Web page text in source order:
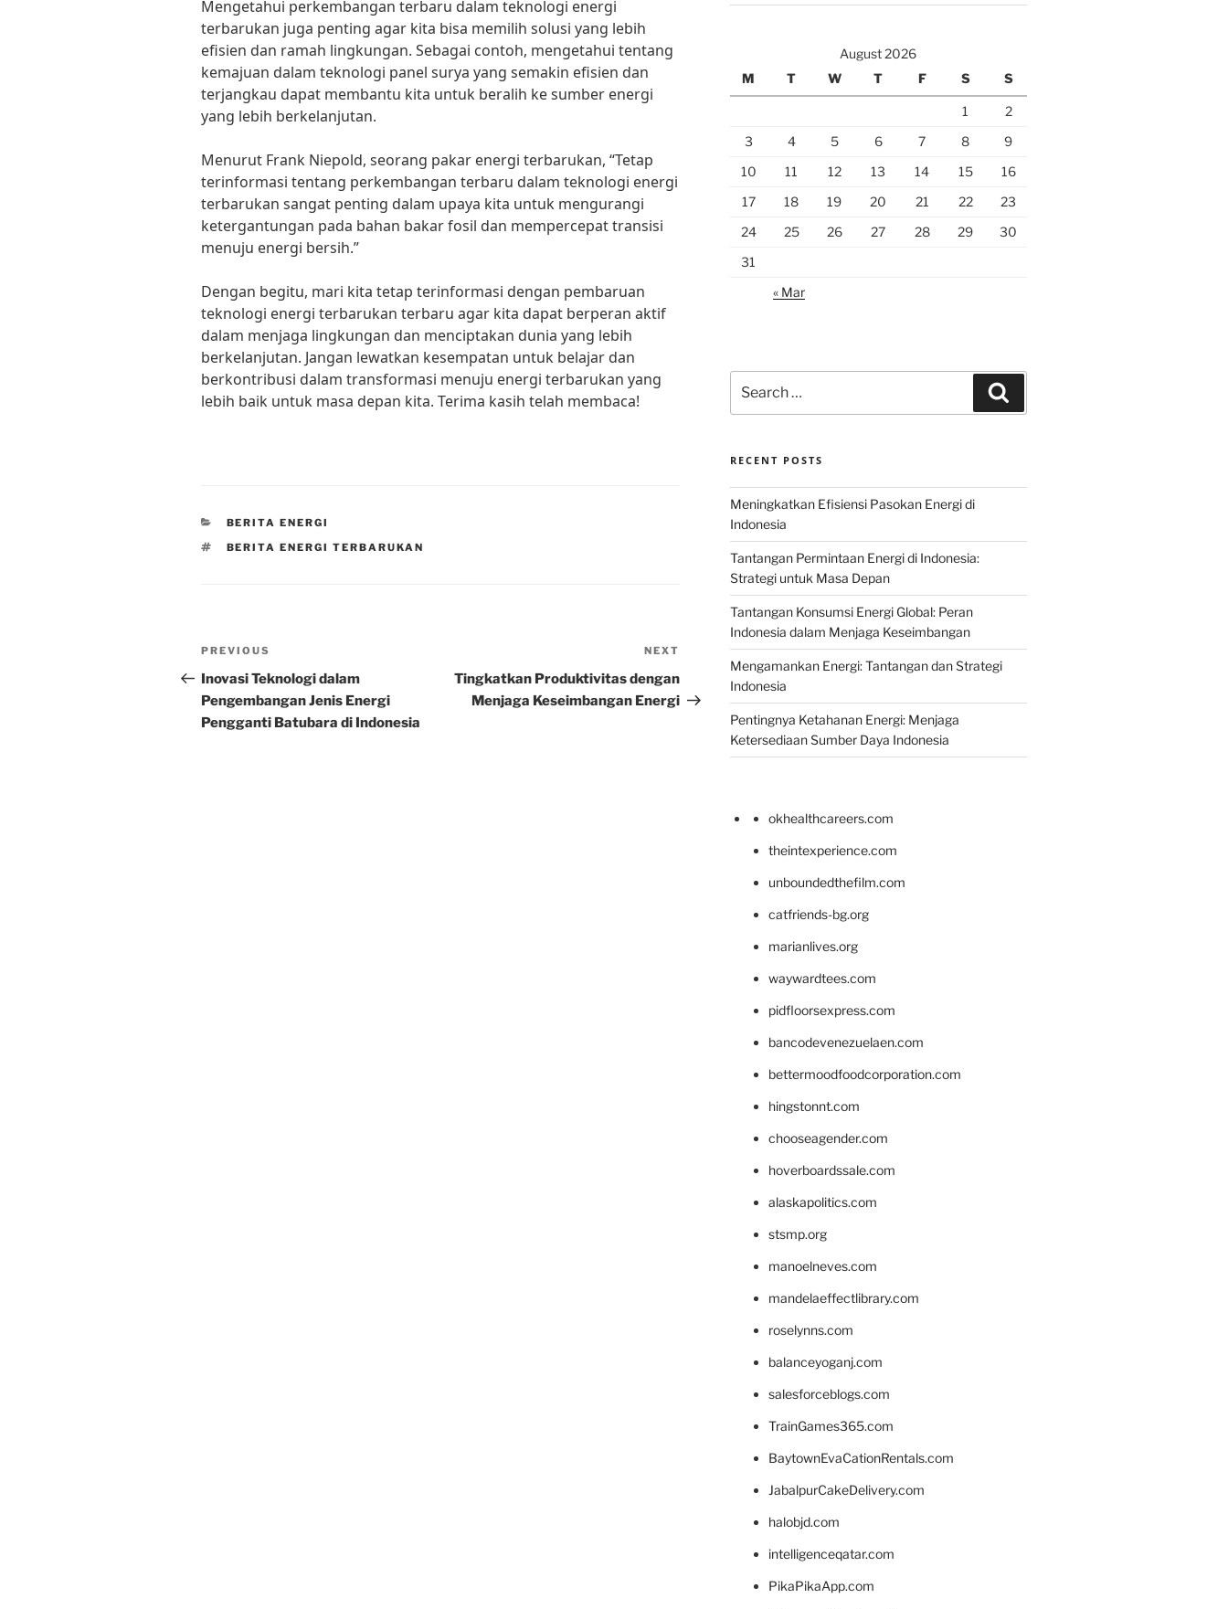
Mengetahui perkembangan terbaru dalam teknologi energi
terbarukan juga penting agar kita bisa memilih solusi yang lebih
efisien dan ramah lingkungan. Sebagai contoh, mengetahui tentang
kemajuan dalam teknologi panel surya yang semakin efisien dan
terjangkau dapat membantu kita untuk beralih ke sumber energi
yang lebih berkelanjutan.
Menurut Frank Niepold, seorang pakar energi terbarukan, “Tetap
terinformasi tentang perkembangan terbaru dalam teknologi energi
terbarukan sangat penting dalam upaya kita untuk mengurangi
ketergantungan pada bahan bakar fosil dan mempercepat transisi
menuju energi bersih.”
Dengan begitu, mari kita tetap terinformasi dengan pembaruan
teknologi energi terbarukan terbaru agar kita dapat berperan aktif
dalam menjaga lingkungan dan menciptakan dunia yang lebih
berkelanjutan. Jangan lewatkan kesempatan untuk belajar dan
berkontribusi dalam transformasi menuju energi terbarukan yang
lebih baik untuk masa depan kita. Terima kasih telah membaca!
CATEGORIES
BERITA ENERGI
TAGS
BERITA ENERGI TERBARUKAN
Post
navigation
Previous
Post
PREVIOUS
Inovasi Teknologi dalam
Pengembangan Jenis Energi
Pengganti Batubara di Indonesia
Post
NEXT
Tingkatkan Produktivitas dengan
Menjaga Keseimbangan Energi
August 2026
M
T W T F S S
1
2
3
4 5 6 7 8
9
10
11 12 13 14 15
16
17
18 19 20 21 22
23
24
25 26 27 28 29
30
31
« Mar
for:
RECENT POSTS
Meningkatkan Efisiensi Pasokan Energi di
Indonesia
Tantangan Permintaan Energi di Indonesia:
Strategi untuk Masa Depan
Tantangan Konsumsi Energi Global: Peran
Indonesia dalam Menjaga Keseimbangan
Mengamankan Energi: Tantangan dan Strategi
Indonesia
Pentingnya Ketahanan Energi: Menjaga
Ketersediaan Sumber Daya Indonesia
okhealthcareers.com
theintexperience.com
unboundedthefilm.com
catfriends-bg.org
marianlives.org
waywardtees.com
pidfloorsexpress.com
bancodevenezuelaen.com
bettermoodfoodcorporation.com
hingstonnt.com
chooseagender.com
hoverboardssale.com
alaskapolitics.com
stsmp.org
manoelneves.com
mandelaeffectlibrary.com
roselynns.com
balanceyoganj.com
salesforceblogs.com
TrainGames365.com
BaytownEvaCationRentals.com
JabalpurCakeDelivery.com
halobjd.com
intelligenceqatar.com
PikaPikaApp.com